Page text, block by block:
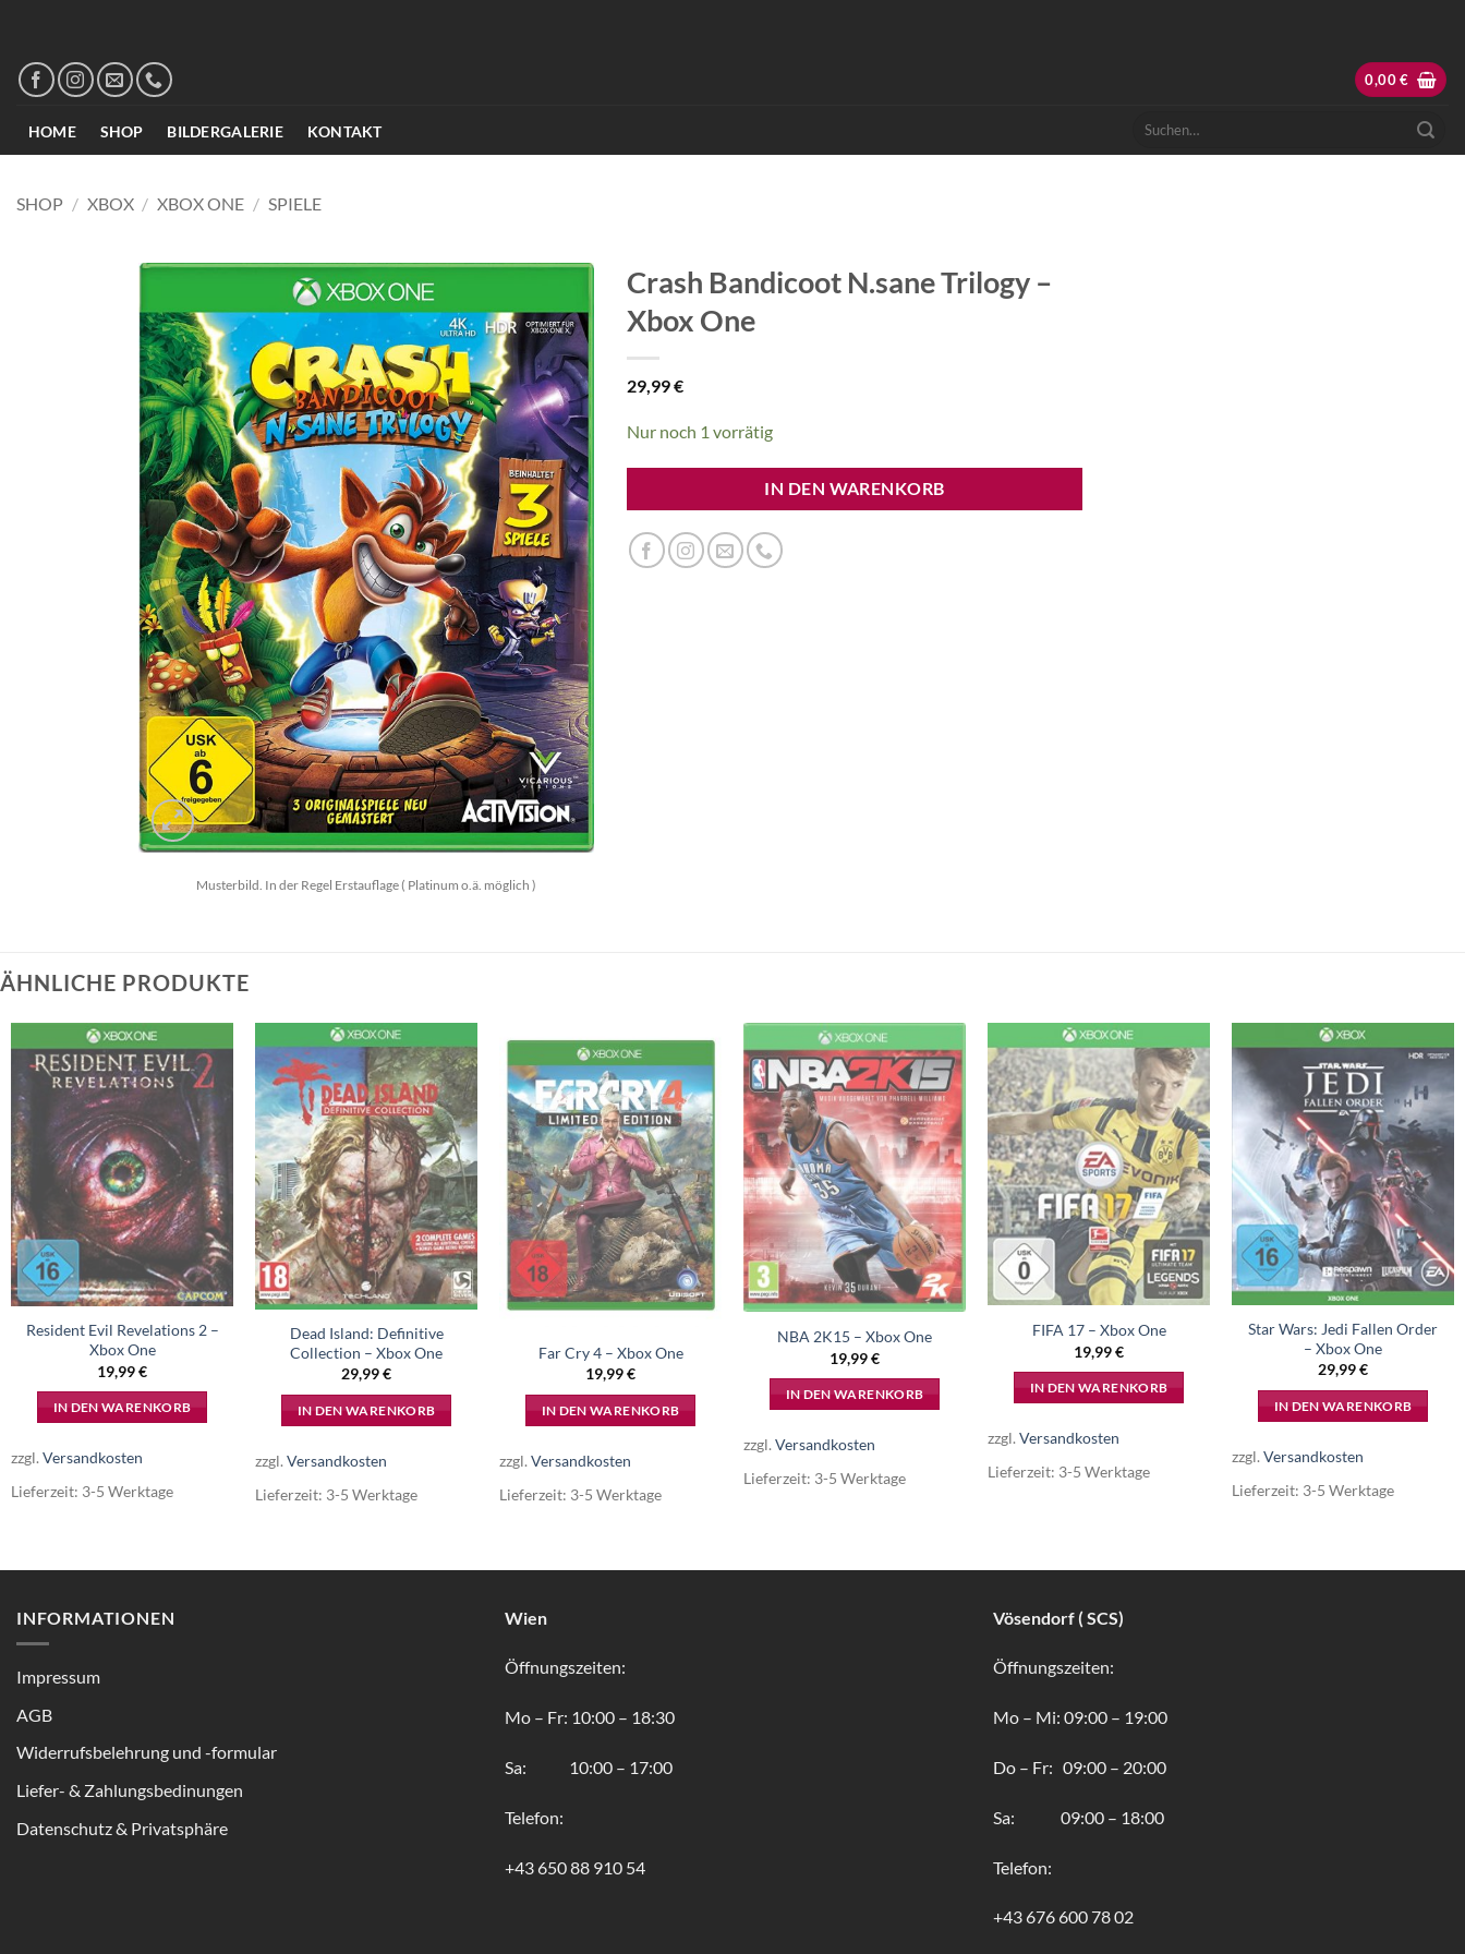
springen
0,00€
HOME SHOP BILDERGALERIE KONTAKT
Suchen
SHOP / XBOX / XBOX ONE / SPIELE
Musterbild. In der Regel Erstauflage ( Platinum o.ä. möglich )
Crash Bandicoot N.sane Trilogy –
Xbox One
29,99€
Nur noch 1 vorrätig
IN DEN WARENKORB
ÄHNLICHE PRODUKTE
Resident Evil Revelations 2 –
Xbox One
19,99€
IN DEN WARENKORB
zzgl.Versandkosten
Lieferzeit: 3-5 Werktage
Dead Island: Definitive
Collection – Xbox One
29,99€
IN DEN WARENKORB
zzgl. Versandkosten
Lieferzeit: 3-5 Werktage
Far Cry 4 – Xbox One
19,99€
IN DEN WARENKORB
zzgl. Versandkosten
Lieferzeit: 3-5 Werktage
NBA 2K15 – Xbox One
19,99€
IN DEN WARENKORB
zzgl. Versandkosten
Lieferzeit: 3-5 Werktage
FIFA 17 – Xbox One
19,99€
IN DEN WARENKORB
zzgl. Versandkosten
Lieferzeit: 3-5 Werktage
Star Wars: Jedi Fallen Order
– Xbox One
29,99€
IN DEN WARENKORB
zzgl. Versandkosten
Lieferzeit: 3-5 Werktage
INFORMATIONEN
Impressum
AGB
Widerrufsbelehrung und -formular
Liefer- & Zahlungsbedinungen
Datenschutz & Privatsphäre
Wien
Öffnungszeiten:
Mo – Fr: 10:00 – 18:30
Sa: 10:00 – 17:00
Telefon:
+43 650 88 910 54
Vösendorf ( SCS)
Öffnungszeiten:
Mo – Mi: 09:00 – 19:00
Do – Fr: 09:00 – 20:00
Sa: 09:00 – 18:00
Telefon:
+43 676 600 78 02